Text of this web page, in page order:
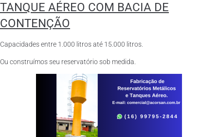
TANQUE AÉREO COM BACIA DE
CONTENÇÃO
Capacidades entre 1.000 litros até 15.000 litros.
Ou construímos seu reservatório sob medida.